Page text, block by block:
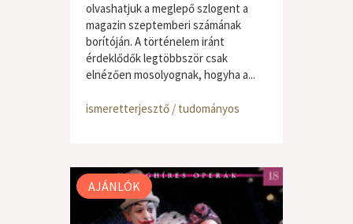
olvashatjuk a meglepő szlogent a
magazin szeptemberi számának
borítóján. A történelem iránt
érdeklődők legtöbbször csak
elnézően mosolyognak, hogyha a...
ismeretterjesztő / tudományos
AJÁNLÓK